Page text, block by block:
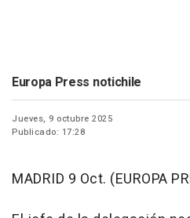
Europa Press notichile
Jueves, 9 octubre 2025
Publicado: 17:28
MADRID 9 Oct. (EUROPA